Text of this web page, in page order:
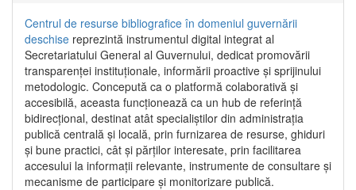
Centrul de resurse bibliografice în domeniul guvernării
deschise reprezintă instrumentul digital integrat al
Secretariatului General al Guvernului, dedicat promovării
transparenței instituționale, informării proactive și sprijinului
metodologic. Concepută ca o platformă colaborativă și
accesibilă, aceasta funcționează ca un hub de referință
bidirecțional, destinat atât specialiștilor din administrația
publică centrală și locală, prin furnizarea de resurse, ghiduri
și bune practici, cât și părților interesate, prin facilitarea
accesului la informații relevante, instrumente de consultare și
mecanisme de participare și monitorizare publică.